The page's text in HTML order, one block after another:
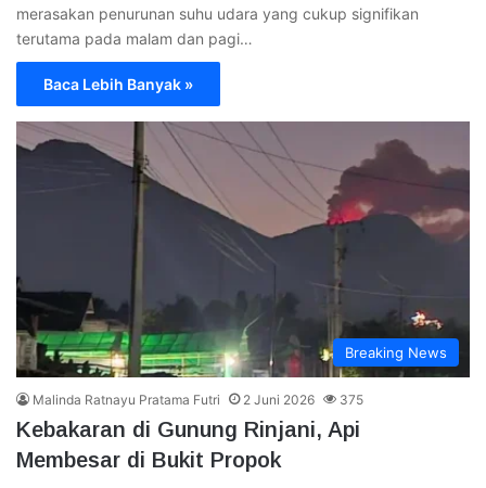
merasakan penurunan suhu udara yang cukup signifikan
terutama pada malam dan pagi…
Baca Lebih Banyak »
Breaking News
Malinda Ratnayu Pratama Futri 2 Juni 2026 375
Kebakaran di Gunung Rinjani, Api
Membesar di Bukit Propok